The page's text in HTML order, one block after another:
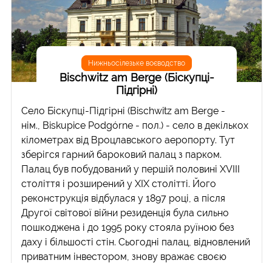
Нижньосілезьке воєводство
Bischwitz am Berge (Біскупці-
Підгірні)
Село Біскупці-Підгірні (Bischwitz am Berge -
нім., Biskupice Podgórne - пол.) - село в декількох
кілометрах від Вроцлавського аеропорту. Тут
зберігся гарний бароковий палац з парком.
Палац був побудований у першій половині ХVIII
століття і розширений у ХІХ столітті. Його
реконструкція відбулася у 1897 році, а після
Другої світової війни резиденція була сильно
пошкоджена і до 1995 року стояла руїною без
даху і більшості стін. Сьогодні палац, відновлений
приватним інвестором, знову вражає своєю